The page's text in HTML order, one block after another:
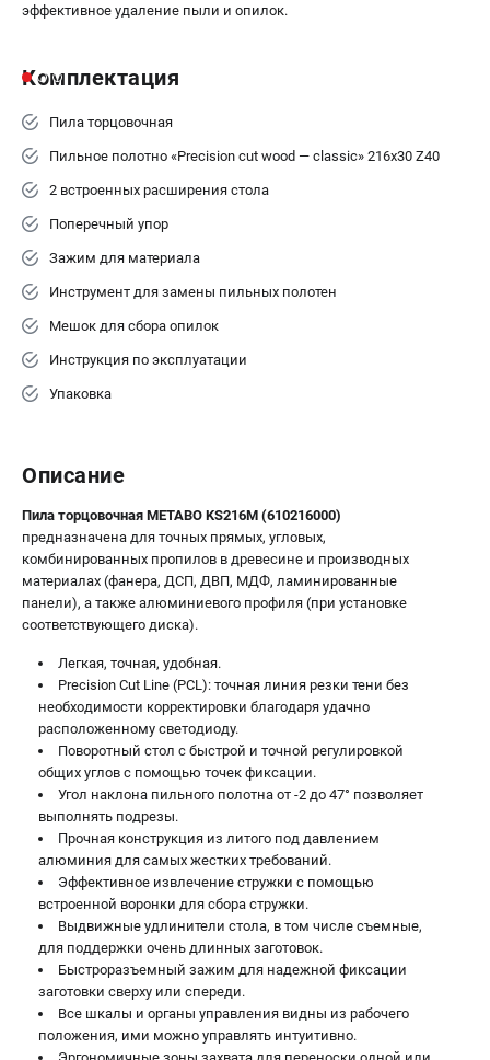
эффективное удаление пыли и опилок.
Комплектация
Пила торцовочная
Пильное полотно «Precision cut wood — classic» 216x30 Z40
2 встроенных расширения стола
Поперечный упор
Зажим для материала
Инструмент для замены пильных полотен
Мешок для сбора опилок
Инструкция по эксплуатации
Упаковка
Описание
Пила торцовочная METABO KS216M (610216000)
предназначена для точных прямых, угловых,
комбинированных пропилов в древесине и производных
материалах (фанера, ДСП, ДВП, МДФ, ламинированные
панели), а также алюминиевого профиля (при установке
соответствующего диска).
Легкая, точная, удобная.
Precision Cut Line (PCL): точная линия резки тени без
необходимости корректировки благодаря удачно
расположенному светодиоду.
Поворотный стол с быстрой и точной регулировкой
общих углов с помощью точек фиксации.
Угол наклона пильного полотна от -2 до 47° позволяет
выполнять подрезы.
Прочная конструкция из литого под давлением
алюминия для самых жестких требований.
Эффективное извлечение стружки с помощью
встроенной воронки для сбора стружки.
Выдвижные удлинители стола, в том числе съемные,
для поддержки очень длинных заготовок.
Быстроразъемный зажим для надежной фиксации
заготовки сверху или спереди.
Все шкалы и органы управления видны из рабочего
положения, ими можно управлять интуитивно.